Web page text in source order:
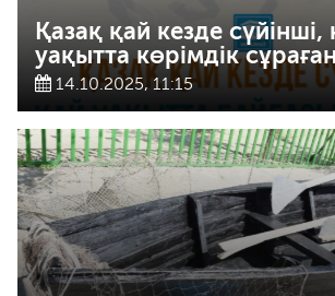
Қазақ қай кезде сүйінші,
уақытта көрімдік
14.10.2025, 11:15